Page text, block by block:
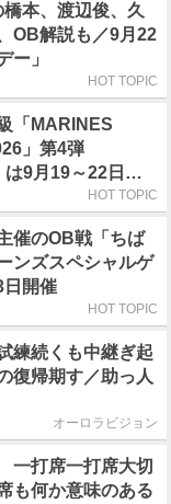
橋本、渡辺俊、久
OB解説も／9月22
ー」
HOT TOPIC
「MARINES
」第4弾
は9月19～22日／
HOT TOPIC
催のOB戦「ちば
ンズスペシャルゲ
日開催
HOT TOPIC
練続くも中継ぎ起
復帰期す／助っ人
オーロラビジョン
一打席一打席大切
も何か意味のある